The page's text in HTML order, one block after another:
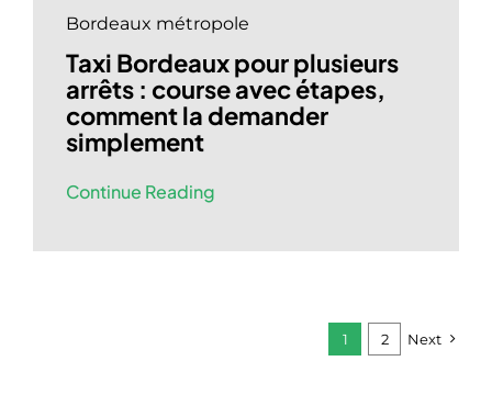
Bordeaux métropole
Taxi Bordeaux pour plusieurs
arrêts : course avec étapes,
comment la demander
simplement
Continue Reading
1 2 Next